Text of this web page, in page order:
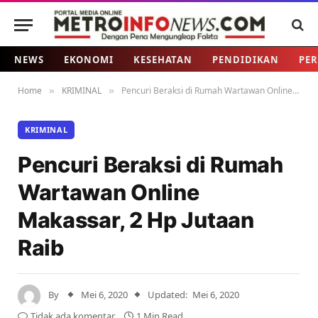
NEWS EKONOMI KESEHATAN PENDIDIKAN
Home » KRIMINAL » Pencuri Beraksi di Rumah Wartawan Online Makassar, 2 Hp Jutaan Raib
KRIMINAL
Pencuri Beraksi di Rumah
Wartawan Online
Makassar, 2 Hp Jutaan
Raib
By Mei 6, 2020 Updated: Mei 6, 2020